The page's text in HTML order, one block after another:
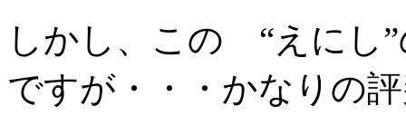
しかし、この “えにし
ですが・・・かなりの